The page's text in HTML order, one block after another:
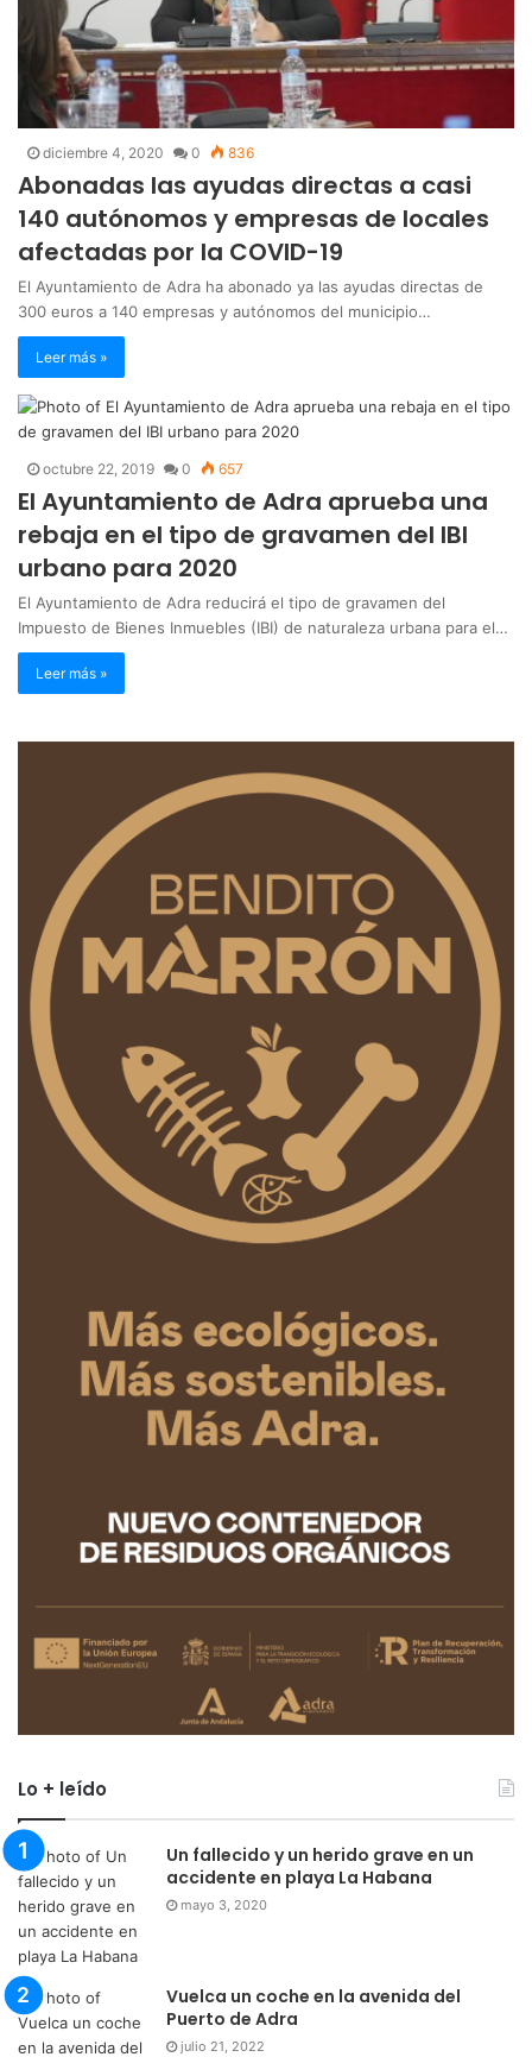
diciembre 4, 2020 0 836
Abonadas las ayudas directas a casi
140 autónomos y empresas de locales
afectadas por la COVID-19
El Ayuntamiento de Adra ha abonado ya las ayudas directas de
300 euros a 140 empresas y autónomos del municipio…
Leer más »
octubre 22, 2019 0 657
El Ayuntamiento de Adra aprueba una
rebaja en el tipo de gravamen del IBI
urbano para 2020
El Ayuntamiento de Adra reducirá el tipo de gravamen del
Impuesto de Bienes Inmuebles (IBI) de naturaleza urbana para el…
Leer más »
Lo + leído
Un fallecido y un herido grave en un
accidente en playa La Habana
mayo 3, 2020
Vuelca un coche en la avenida del
Puerto de Adra
julio 21, 2022